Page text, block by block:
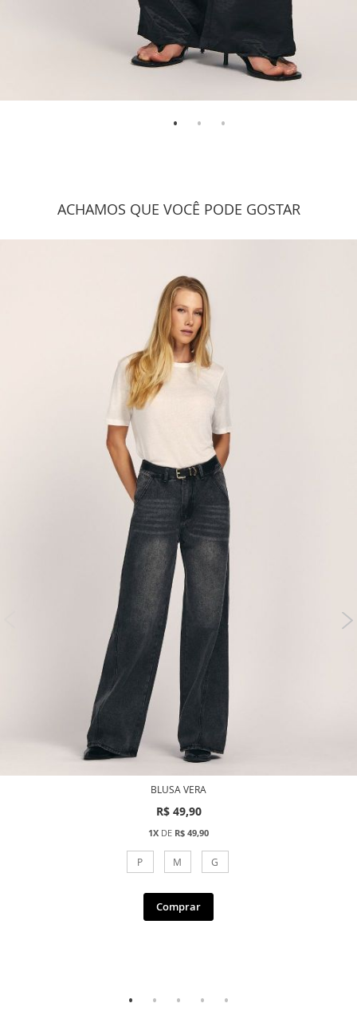
ACHAMOS QUE VOCÊ PODE GOSTAR
BLUSA VERA
R$ 49,90
1X DE R$ 49,90
P M G
Comprar